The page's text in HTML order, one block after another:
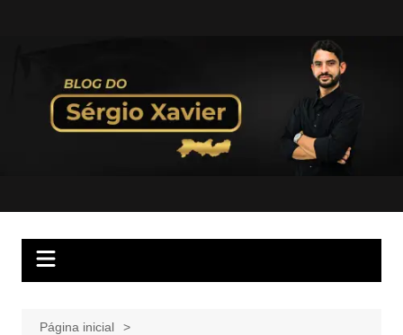
Página inicial